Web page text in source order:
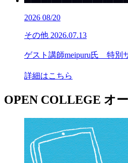
2026 08/20
その他 2026.07.13
ゲスト講師meipuru氏 特別
詳細はこちら
OPEN COLLEGE オ